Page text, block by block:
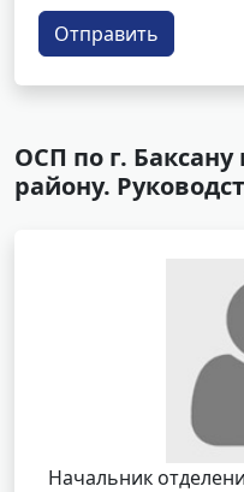
Отправить
ОСП по г. Баксану
району.
Начальник